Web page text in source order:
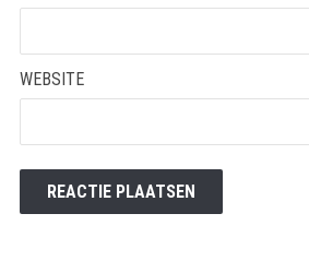
WEBSITE